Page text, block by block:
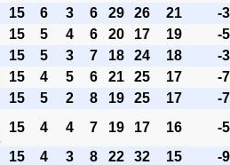
15 6 3 6 29 26 21
-3
15 5 4 6 20 17 19
-5
15 5 3 7 18 24 18
-3
15 4 5 6 21 25 17
-7
15 5 2 8 19 25 17
-7
15 4 4 7 19 17 16
-5
15 4 3 8 22 32 15
-9